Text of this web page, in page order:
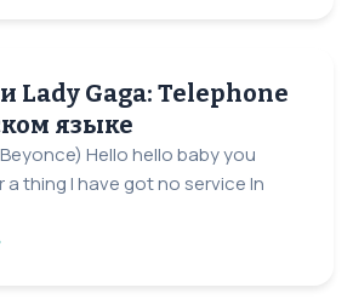
Lady Gaga: Telephone
языке
Hello hello baby you
a thing I have got no service In